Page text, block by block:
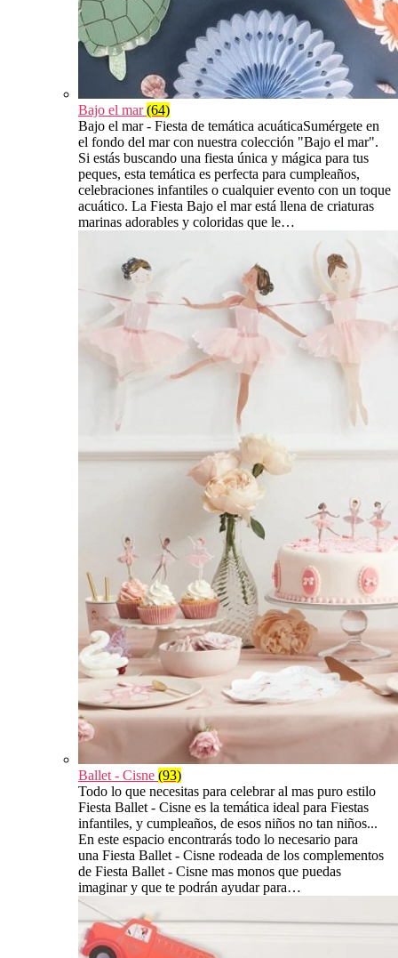
Bajo el mar(64)
Bajo el mar - Fiesta de temática acuáticaSumérgete en
el fondo del mar con nuestra colección "Bajo el mar".
Si estás buscando una fiesta única y mágica para tus
peques, esta temática es perfecta para cumpleaños,
celebraciones infantiles o cualquier evento con un toque
acuático. La Fiesta Bajo el mar está llena de criaturas
marinas adorables y coloridas que le…
Ballet - Cisne (93)
Todo lo que necesitas para celebrar al mas puro estilo
Fiesta Ballet - Cisne es la temática ideal para Fiestas
infantiles, y cumpleaños, de esos niños no tan niños...
En este espacio encontrarás todo lo necesario para
una Fiesta Ballet - Cisne rodeada de los complementos
de Fiesta Ballet - Cisne mas monos que puedas
imaginar y que te podrán ayudar para…